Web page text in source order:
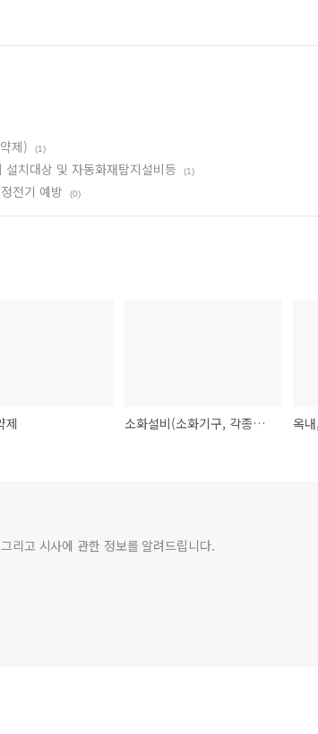
제) (1)
치대상 및 자동화재탐지설비등 (1)
전기 예방 (0)
제 소화설비(소화기구, 각종설비 및 소화약제)
리고 시사에 관한 정보를 알려드립니다.